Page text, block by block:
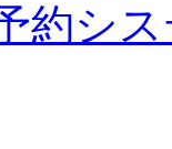
約シ